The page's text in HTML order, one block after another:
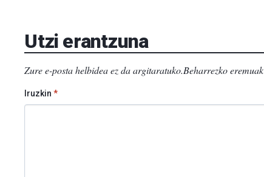
Utzi erantzuna
Zure e-posta helbidea ez da argitaratuko.Beharrezko eremuak
Iruzkin*